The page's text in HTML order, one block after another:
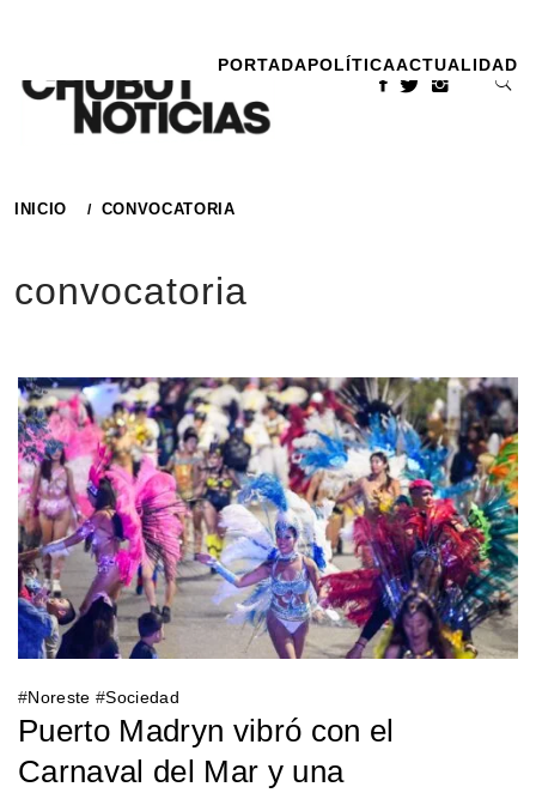
contenido
PORTADAPOLÍTICAACTUALIDAD
INICIO CONVOCATORIA
convocatoria
#Noreste #Sociedad
Puerto Madryn vibró con el
Carnaval del Mar y una